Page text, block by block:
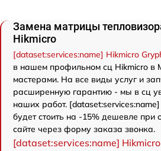
Замена матрицы
Hikmicro
[dataset:services:name] Hikmicro
в нашем профильном сц Hikmicro в
мастерами. На все виды услуг и
расширенную гарантию - мы в сц
наших работ.
будет стоить на -15% дешевле при
сайте через форму заказа звонка.
[dataset:services:name]